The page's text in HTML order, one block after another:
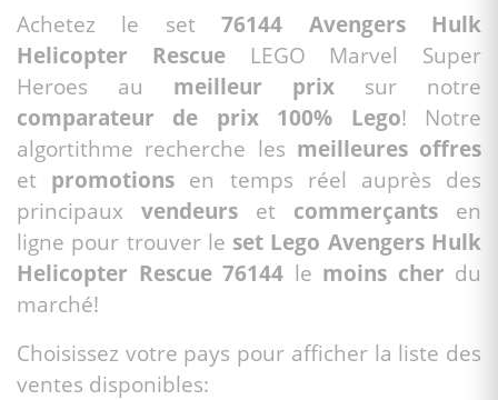
Achetez le set76144 Avengers Hulk
Helicopter RescueLEGO Marvel Super
Heroes au meilleur prix sur notre
comparateur de prix 100% Lego! Notre
algortithme recherche les meilleures offres
et promotions en temps réel auprès des
principaux vendeurs et commerçants en
ligne pour trouver le set Lego Avengers Hulk
Helicopter Rescue 76144 le moins cher du
marché!
Choisissez votre pays pour afficher la liste des
ventes disponibles: